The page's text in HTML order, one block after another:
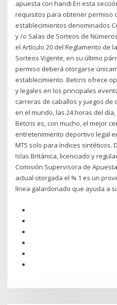
apuesta con handi En esta
requisitos para obtener permiso
establecimientos denominados
y /o Salas de Sorteos de
el Artículo 20 del Reglamento de
Sorteos Vigente, en su último
permiso deberá otorgarse
establecimiento. Betcris ofrece
y legales en los principales
carreras de caballos y juegos de
en el mundo, las 24 horas del
Betcris es, con mucho, el mejor
entretenimiento deportivo legal
MT5 solo para índices sintéticos.
Islas Británica, licenciado y
Comisión Supervisora de
actual otorgada el % 1 es un
línea galardonado que ayuda a